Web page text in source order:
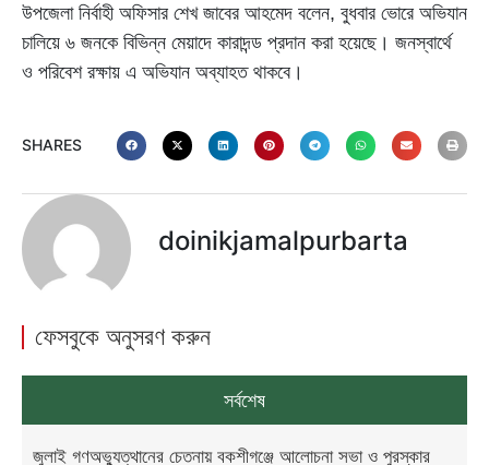
উপজেলা নির্বাহী অফিসার শেখ জাবের আহমেদ বলেন, বুধবার ভোরে অভিযান
চালিয়ে ৬ জনকে বিভিন্ন মেয়াদে কারাদন্ড প্রদান করা হয়েছে। জনস্বার্থে
ও পরিবেশ রক্ষায় এ অভিযান অব্যাহত থাকবে।
SHARES
doinikjamalpurbarta
ফেসবুকে অনুসরণ করুন
সর্বশেষ
জুলাই গণঅভ্যুত্থানের চেতনায় বকশীগঞ্জে আলোচনা সভা ও পুরস্কার